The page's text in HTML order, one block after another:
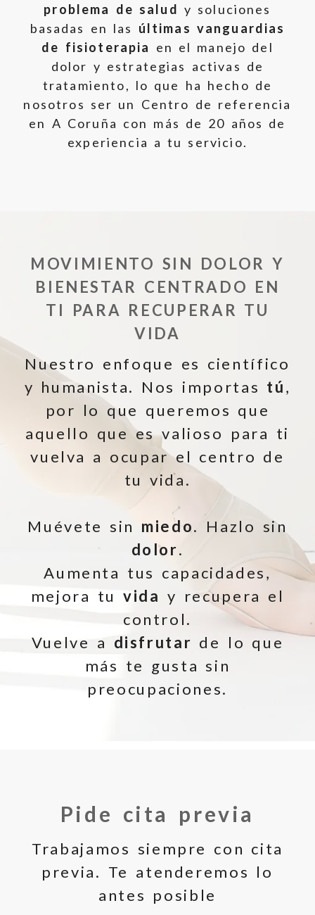
problema de salud y soluciones
basadas en las últimas vanguardias
de fisioterapia en el manejo del
dolor y estrategias activas de
tratamiento, lo que ha hecho de
nosotros ser un Centro de referencia
en A Coruña con más de 20 años de
experiencia a tu servicio.
MOVIMIENTO SIN DOLOR Y
BIENESTAR CENTRADO EN
TI PARA RECUPERAR TU
VIDA
Nuestro enfoque es científico
y humanista. Nos importas tú,
por lo que queremos que
aquello que es valioso para ti
vuelva a ocupar el centro de
tu vida.
Muévete sin miedo. Hazlo sin
dolor.
Aumenta tus capacidades,
mejora tuvida y recupera el
control.
Vuelve a disfrutar de lo que
más te gusta sin
preocupaciones.
Pide cita previa
Trabajamos siempre con cita
previa. Te atenderemos lo
antes posible